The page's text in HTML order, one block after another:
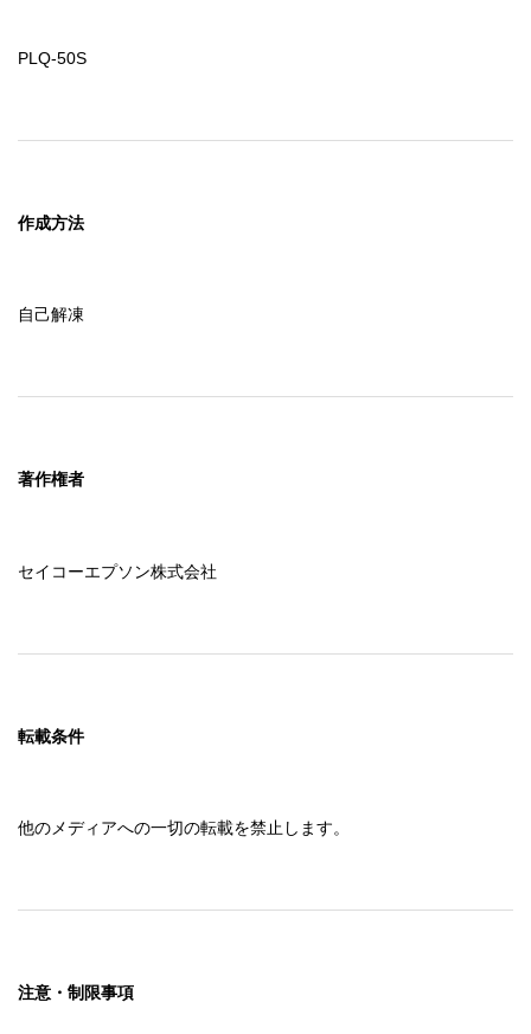
PLQ-50S
作成方法
自己解凍
著作権者
セイコーエプソン株式会社
転載条件
他のメディアへの一切の転載を禁止します。
注意・制限事項